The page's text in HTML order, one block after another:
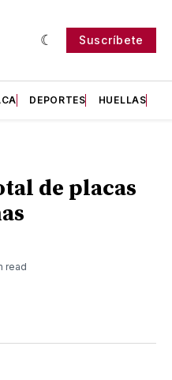
Suscríbete
DEPORTES HUELLAS
de placas
read